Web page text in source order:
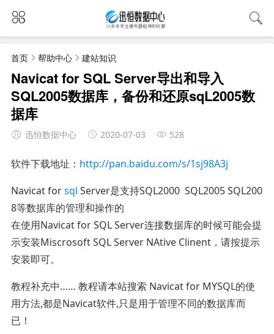
首页 帮助中心 建站知识
Navicat for SQL Server导出和导入
SQL2005数据库，备份和还原sqL2005数
据库
迅恒数据中心 2020-07-03 528
软件下载地址： http://pan.baidu.com/s/1sj98A3j
Navicat forsql Server是支持SQL2000 SQL2005 SQL200
8等数据库的管理和操作的
在使用Navicat for SQL Server连接数据库的时候可能会提
示安装Miscrosoft SQL Server NAtive Clinent，请按提示
安装即可。
教程补充中…… 教程请本站搜索 Navicat for MYSQL的使
用方法,都是Navicat软件,只是用于管理不同的数据库而
已！